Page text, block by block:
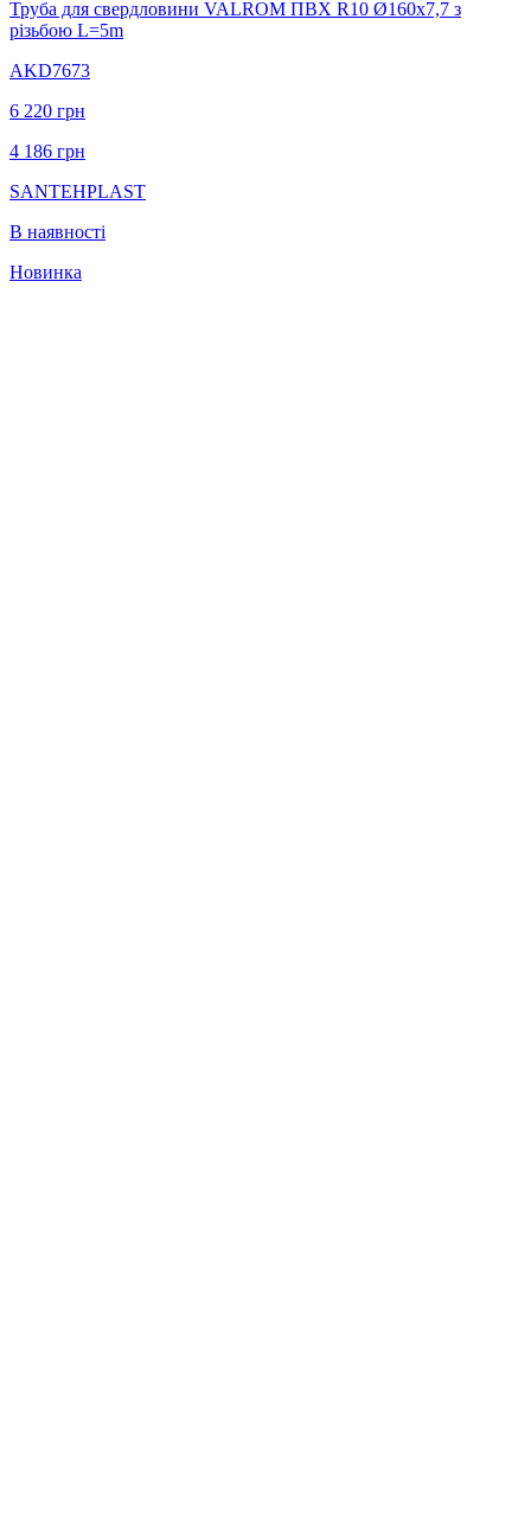
Труба для свердловини VALROM ПВХ R10 Ø160x7,7 з
різьбою L=5m
AKD7673
6 220 грн
4 186 грн
SANTEHPLAST
В наявності
Новинка